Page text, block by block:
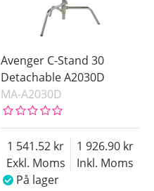
Avenger C-Stand 30
Detachable A2030D
MA-A2030D
Exkl. Moms
1 541.52
Inkl. Moms
1 926.90
På lager